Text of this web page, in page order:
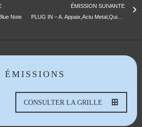
Note
ÉMISSION SUIVANTE
PLUG IN – A. Appaix,Actu Metal,Quincy Jones, agenda
CONSULTER LA GRILLE